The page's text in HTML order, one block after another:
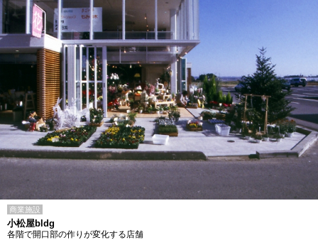
商業施設
小松屋bldg
各階で開口部の作りが変化する店舗